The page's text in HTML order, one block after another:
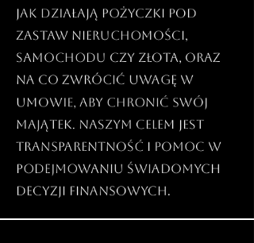
jak działają pożyczki pod
zastaw nieruchomości,
samochodu czy złota, oraz
na co zwrócić uwagę w
umowie, aby chronić swój
majątek. Naszym celem jest
transparentność i pomoc w
podejmowaniu świadomych
decyzji finansowych.